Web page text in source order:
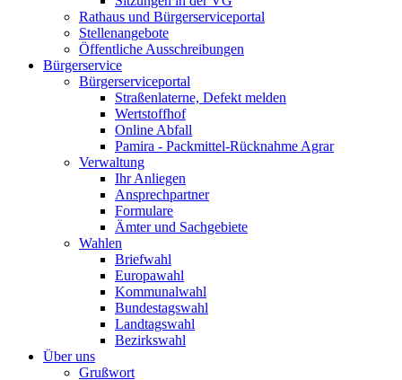
Rathaus und Bürgerserviceportal
Stellenangebote
Öffentliche Ausschreibungen
Bürgerservice
Bürgerserviceportal
Straßenlaterne, Defekt melden
Wertstoffhof
Online Abfall
Pamira - Packmittel-Rücknahme Agrar
Verwaltung
Ihr Anliegen
Ansprechpartner
Formulare
Ämter und Sachgebiete
Wahlen
Briefwahl
Europawahl
Kommunalwahl
Bundestagswahl
Landtagswahl
Bezirkswahl
Über uns
Grußwort